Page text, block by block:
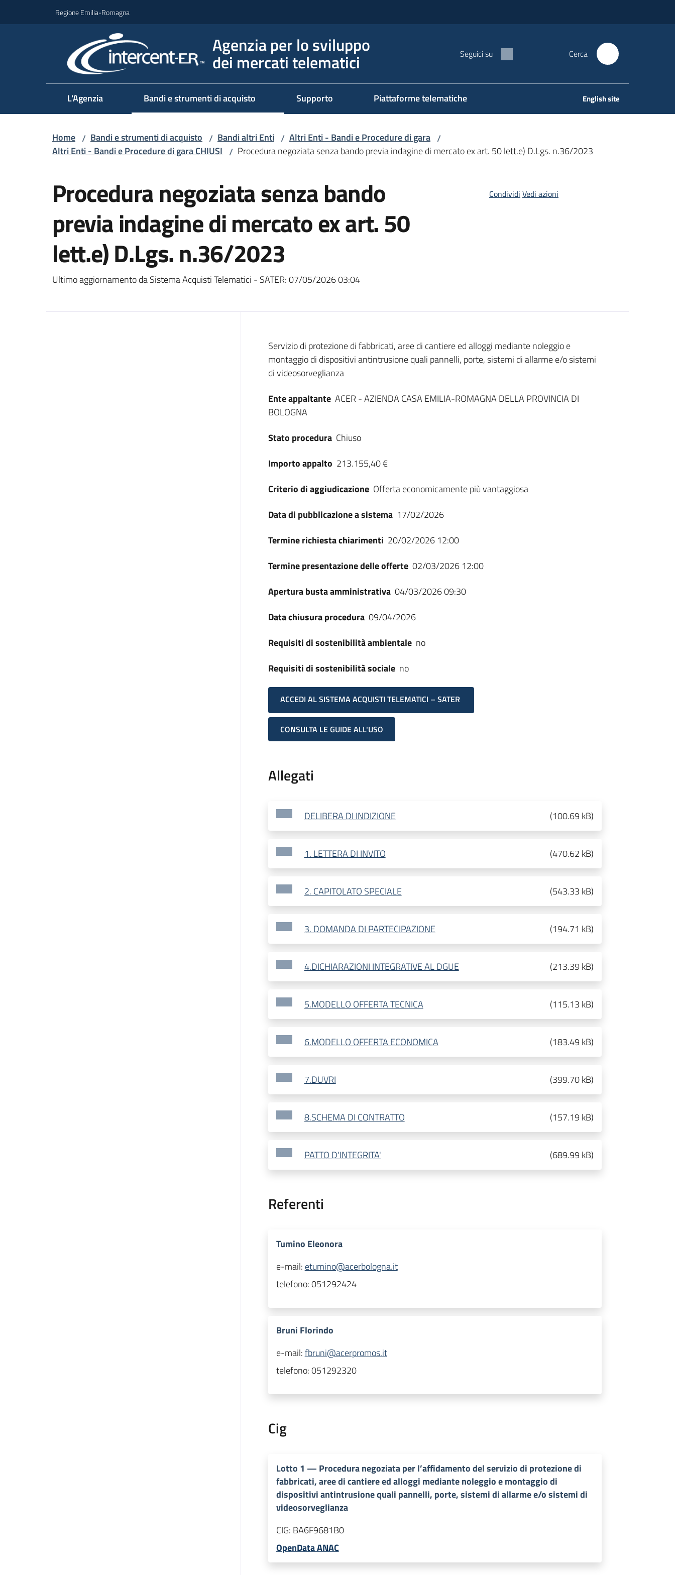
Regione Emilia-Romagna
Agenzia per lo sviluppo
dei mercati telematici Seguici su Cerca
L'Agenzia Bandi e strumenti di acquisto Supporto Piattaforme telematiche English site
Home / Bandi e strumenti di acquisto / Bandi altri Enti / Altri Enti - Bandi e Procedure di gara /
Altri Enti - Bandi e Procedure di gara CHIUSI / Procedura negoziata senza bando previa indagine di mercato ex art. 50 lett.e) D.Lgs. n.36/2023
Procedura negoziata senza bando
previa indagine di mercato ex art. 50
lett.e) D.Lgs. n.36/2023
Ultimo aggiornamento da Sistema Acquisti Telematici - SATER:07/05/2026 03:04
Condividi Vedi azioni
Dati del bando
Servizio di protezione di fabbricati, aree di cantiere ed alloggi mediante noleggio e
montaggio di dispositivi antintrusione quali pannelli, porte, sistemi di allarme e/o sistemi
di videosorveglianza
Ente appaltante ACER - AZIENDA CASA EMILIA-ROMAGNA DELLA PROVINCIA DI
BOLOGNA
Stato procedura Chiuso
Importo appalto 213.155,40 €
Criterio di aggiudicazione Offerta economicamente più vantaggiosa
Data di pubblicazione a sistema 17/02/2026
Termine richiesta chiarimenti 20/02/2026 12:00
Termine presentazione delle offerte 02/03/2026 12:00
Apertura busta amministrativa 04/03/2026 09:30
Data chiusura procedura 09/04/2026
Requisiti di sostenibilità ambientale no
Requisiti di sostenibilità sociale no
ACCEDI AL SISTEMA ACQUISTI TELEMATICI – SATER
CONSULTA LE GUIDE ALL'USO
Allegati
DELIBERA DI INDIZIONE (100.69 kB)
1. LETTERA DI INVITO (470.62 kB)
2. CAPITOLATO SPECIALE (543.33 kB)
3. DOMANDA DI PARTECIPAZIONE (194.71 kB)
4.DICHIARAZIONI INTEGRATIVE AL DGUE (213.39 kB)
5.MODELLO OFFERTA TECNICA (115.13 kB)
6.MODELLO OFFERTA ECONOMICA (183.49 kB)
7.DUVRI (399.70 kB)
8.SCHEMA DI CONTRATTO (157.19 kB)
PATTO D'INTEGRITA' (689.99 kB)
Referenti
Tumino Eleonora
e-mail: etumino@acerbologna.it
telefono:051292424
Bruni Florindo
e-mail:fbruni@acerpromos.it
telefono:051292320
Cig
Lotto 1 — Procedura negoziata per l’affidamento del servizio di protezione di
fabbricati, aree di cantiere ed alloggi mediante noleggio e montaggio di
dispositivi antintrusione quali pannelli, porte, sistemi di allarme e/o sistemi di
videosorveglianza
CIG: BA6F9681B0
OpenData ANAC